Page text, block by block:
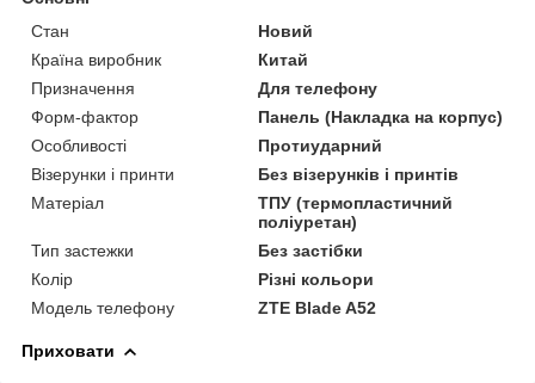
Стан
Новий
Країна виробник
Китай
Призначення
Для телефону
Форм-фактор
Панель (Накладка на корпус)
Особливості
Протиударний
Візерунки і принти
Без візерунків і принтів
Матеріал
ТПУ (термопластичний
поліуретан)
Тип застежки
Без застібки
Колір
Різні кольори
Модель телефону
ZTE Blade A52
Приховати